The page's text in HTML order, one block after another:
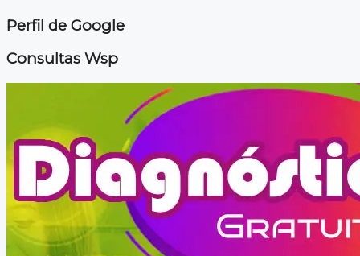
Perfil de Google
Consultas Wsp